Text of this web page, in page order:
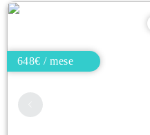
648€ / mese